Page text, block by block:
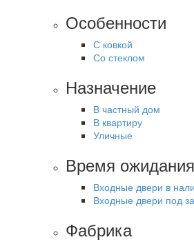
Особенности
С ковкой
Со стеклом
Назначение
В частный дом
В квартиру
Уличные
Время ожидания
Входные двери в
Входные двери под
Фабрика